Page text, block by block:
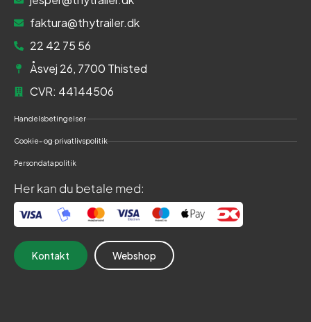
faktura@thytrailer.dk
22 42 75 56
Åsvej 26, 7700 Thisted
CVR: 44144506
Handelsbetingelser
Cookie- og privatlivspolitik
Persondatapolitik
Her kan du betale med:
Kontakt Webshop